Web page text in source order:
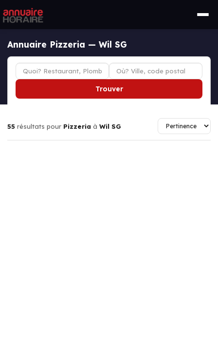
Annuaire Pizzeria — Wil SG
Trouver
55 résultats pour Pizzeria à Wil SG